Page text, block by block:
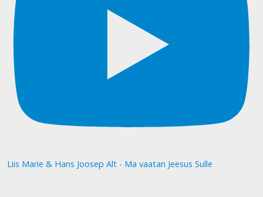
Liis Marie & Hans Joosep Alt - Ma vaatan Jeesus Sulle